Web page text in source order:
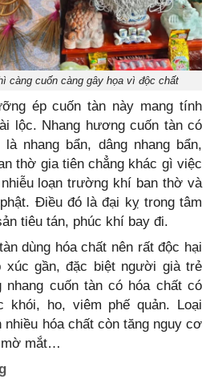
càng cuốn càng gây họa vì độc chất
ép cuốn tàn này mang tính
lộc. Nhang hương cuốn tàn có
nhang bẩn, dâng nhang bẩn,
thờ gia tiên chẳng khác gì việc
loạn trường khí ban thờ và
Điều đó là đại kỵ trong tâm
tiêu tán, phúc khí bay đi.
dùng hóa chất nên rất độc hại
xúc gần, đặc biệt người già trẻ
nhang cuốn tàn có hóa chất có
khói, ho, viêm phế quản. Loại
nhiều hóa chất còn tăng nguy cơ
mờ mắt…